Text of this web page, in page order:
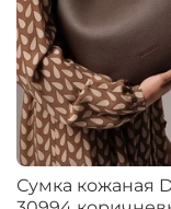
Сумка кожаная